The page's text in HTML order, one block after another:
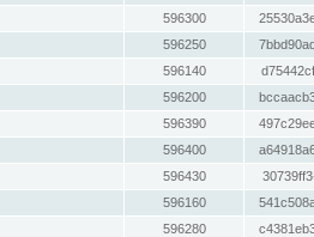
596300
596250
596140
596200
596390
596400
596430
596160
596280